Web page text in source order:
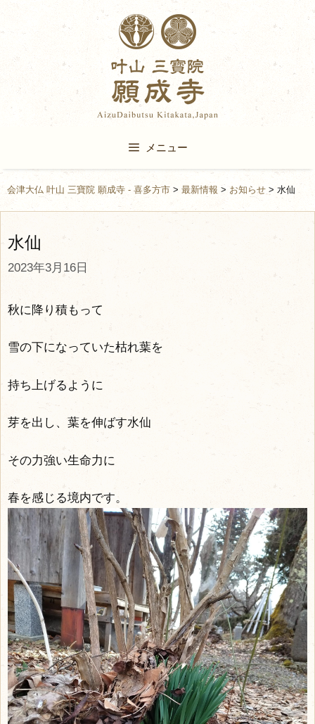
to
content
メニュー
会津大仏 叶山 三寶院 願成寺 - 喜多方市 > 最新情報 > お知らせ > 水仙
水仙
2023年3月16日
秋に降り積もって
雪の下になっていた枯れ葉を
持ち上げるように
芽を出し、葉を伸ばす水仙
その力強い生命力に
春を感じる境内です。